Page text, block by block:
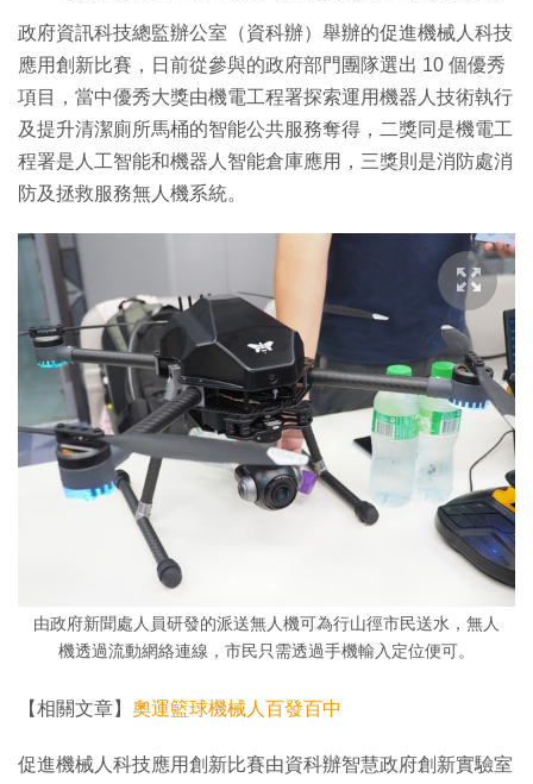
政府資訊科技總監辦公室（資科辦）舉辦的促進機械人科技
應用創新比賽，日前從參與的政府部門團隊選出 10 個優秀
項目，當中優秀大獎由機電工程署探索運用機器人技術執行
及提升清潔廁所馬桶的智能公共服務奪得，二獎同是機電工
程署是人工智能和機器人智能倉庫應用，三獎則是消防處消
防及拯救服務無人機系統。
由政府新聞處人員研發的派送無人機可為行山徑市民送水，無人
機透過流動網絡連線，市民只需透過手機輸入定位便可。
【相關文章】 奧運籃球機械人百發百中
促進機械人科技應用創新比賽由資科辦智慧政府創新實驗室